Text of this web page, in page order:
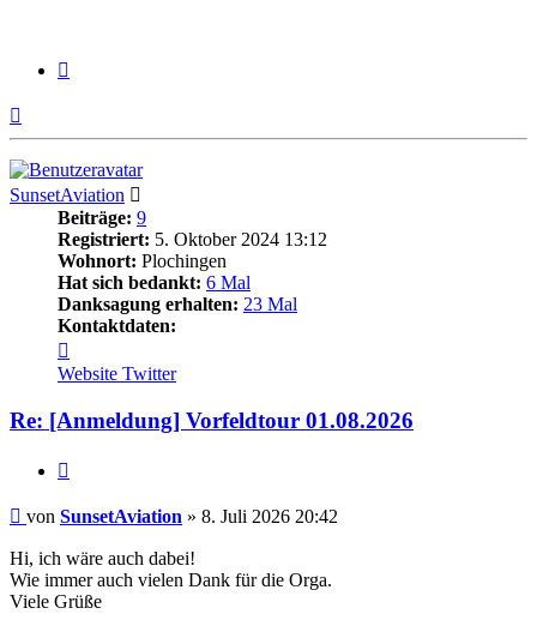
SunsetAviation
Beiträge: 9
Registriert: 5. Oktober 2024 13:12
Wohnort: Plochingen
Hat sich bedankt: 6 Mal
Danksagung erhalten: 23 Mal
Kontaktdaten:
von
SunsetAviation
Website Twitter
Re: [Anmeldung] Vorfeldtour 01.08.2026
Beitrag
von SunsetAviation » 8. Juli 2026 20:42
Hi, ich wäre auch dabei!
Wie immer auch vielen Dank für die Orga.
Viele Grüße